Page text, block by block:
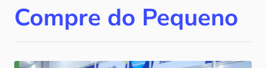
Notícias
Compre do Pequeno